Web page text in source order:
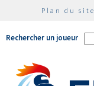
Plan du site
Rechercher un joueur